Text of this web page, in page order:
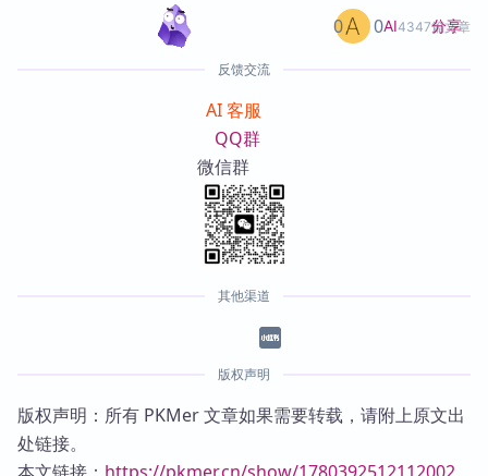
AI4347篇文章
0 0 分享
反馈交流
AI 客服
QQ群
微信群
其他渠道
版权声明
版权声明：所有 PKMer 文章如果需要转载，请附上原文出
处链接。